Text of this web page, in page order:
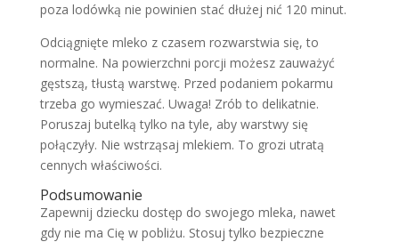
poza lodówką nie powinien stać dłużej nić 120 minut.
Odciągnięte mleko z czasem rozwarstwia się, to
normalne. Na powierzchni porcji możesz zauważyć
gęstszą, tłustą warstwę. Przed podaniem pokarmu
trzeba go wymieszać. Uwaga! Zrób to delikatnie.
Poruszaj butelką tylko na tyle, aby warstwy się
połączyły. Nie wstrząsaj mlekiem. To grozi utratą
cennych właściwości.
Podsumowanie
Zapewnij dziecku dostęp do swojego mleka, nawet
gdy nie ma Cię w pobliżu. Stosuj tylko bezpieczne